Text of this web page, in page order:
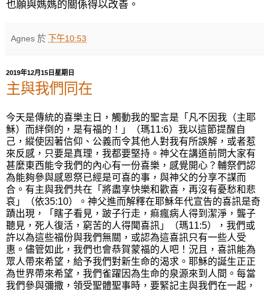
也願與媽媽的關係得以改善。
Agnes 於 下午10:53
2019年12月15日星期日
主與我們同在
今天是傳統的喜樂主日，觸動我的聖言是「凡不因我（主耶
穌）而絆倒的，是有福的！」（瑪11:6）我以這節提醒自
己，縱使因著信仰、公義而令其他人對我有所誤解，或者惹
來反感，只要是真理，我都要堅持。神父在講道前問大家有
甚麼東西能令我們的內心有一份喜樂，感覺開心？輔祭們認
為能夠參與感恩祭已經是可喜的事，與神父的分享不謀而
合。有主與我們共在「將盡享快樂和歡喜，再沒有憂愁和悲
哀」（依35:10）。神父進而解釋在耶穌年代宣告的喜訊是奇
蹟出現，「瞎子看見，跛子行走，痲瘋病人得到潔淨，聾子
聽見，死人復活，窮苦的人得聞喜訊」（瑪11:5），我們或
許以為這些福份與我們無關，或認為這喜訊只有一些人受
惠。儘管如此，我們也會恭賀蒙福的人吧！況且，喜訊能為
眾人帶來希望，給予我們對新生命的渴求。耶穌的誕生正正
為世界帶來希望，我們雀躍因為生命的泉源來到人間。每當
我們參與彌撒，領受聖體聖事時，要緊記主與我們在一起，